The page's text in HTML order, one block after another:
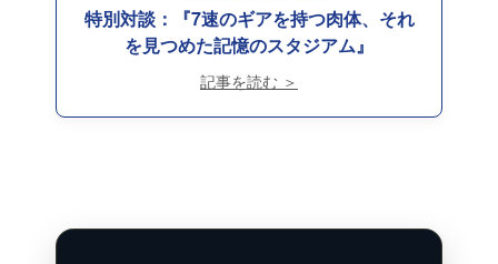
特別対談：『7速のギアを持つ肉体、それ
を見つめた記憶のスタジアム』
記事を読む ＞